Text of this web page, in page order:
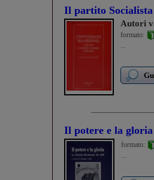
Il partito Socialista
Autori
formato:
...
Il potere e la gloria
formato:
...